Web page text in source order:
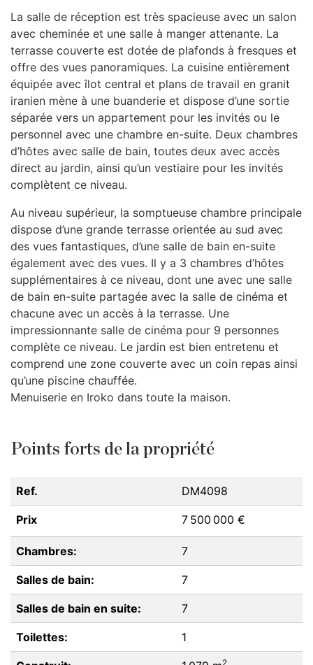
La salle de réception est très spacieuse avec un salon
avec cheminée et une salle à manger attenante. La
terrasse couverte est dotée de plafonds à fresques et
offre des vues panoramiques. La cuisine entièrement
équipée avec îlot central et plans de travail en granit
iranien mène à une buanderie et dispose d’une sortie
séparée vers un appartement pour les invités ou le
personnel avec une chambre en-suite. Deux chambres
d’hôtes avec salle de bain, toutes deux avec accès
direct au jardin, ainsi qu’un vestiaire pour les invités
complètent ce niveau.
Au niveau supérieur, la somptueuse chambre principale
dispose d’une grande terrasse orientée au sud avec
des vues fantastiques, d’une salle de bain en-suite
également avec des vues. Il y a 3 chambres d’hôtes
supplémentaires à ce niveau, dont une avec une salle
de bain en-suite partagée avec la salle de cinéma et
chacune avec un accès à la terrasse. Une
impressionnante salle de cinéma pour 9 personnes
complète ce niveau. Le jardin est bien entretenu et
comprend une zone couverte avec un coin repas ainsi
qu’une piscine chauffée.
Menuiserie en Iroko dans toute la maison.
Points forts de la propriété
Ref. DM4098
Prix 7 500 000 €
Chambres: 7
Salles de bain: 7
Salles de bain en suite: 7
Toilettes: 1
2